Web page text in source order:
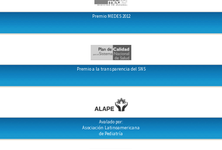
Premio MEDES 2012
Premio a la transparencia del SNS
Avalado por:
Asociación Latinoamericana
de Pediatría